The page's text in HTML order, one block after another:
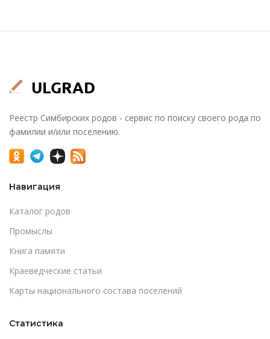
Реестр Симбирских родов - сервис по поиску своего рода по
фамилии и/или поселению.
Навигация
Каталог родов
Промыслы
Книга памяти
Краеведческие статьи
Карты национального состава поселений
Статистика